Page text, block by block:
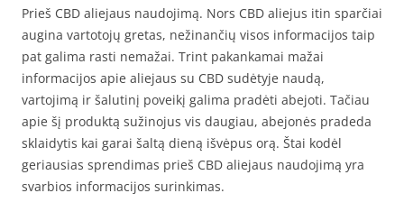
Prieš CBD aliejaus naudojimą. Nors CBD aliejus itin sparčiai
augina vartotojų gretas, nežinančių visos informacijos taip
pat galima rasti nemažai. Trint pakankamai mažai
informacijos apie aliejaus su CBD sudėtyje naudą,
vartojimą ir šalutinį poveikį galima pradėti abejoti. Tačiau
apie šį produktą sužinojus vis daugiau, abejonės pradeda
sklaidytis kai garai šaltą dieną išvėpus orą. Štai kodėl
geriausias sprendimas prieš CBD aliejaus naudojimą yra
svarbios informacijos surinkimas.